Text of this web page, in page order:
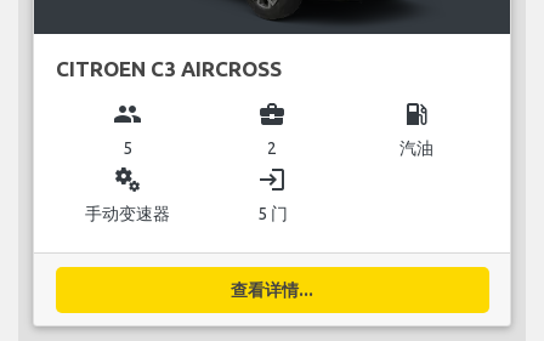
CITROEN C3 AIRCROSS
group
5
business_center
2
local_gas_station
汽油
miscellaneous_services
手动变速器
login
5 门
查看详情...